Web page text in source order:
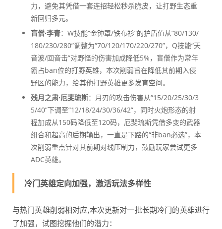
力，避免其凭借一套连招轻松秒杀脆皮，让打野生态重
新回归多元。
盲僧·李青：W技能“金钟罩/铁布衫”的护盾值从“80/130/
180/230/280”调整为“70/120/170/220/270”，Q技能“天
音波/回音击”对野怪的伤害加成降低5%，盲僧作为常年
霸占ban位的打野英雄，本次削弱旨在降低其前期入侵
野区的能力，给其他打野英雄更多发育空间。
残月之肃·厄斐琉斯：月刃的攻击伤害从“15/20/25/30/3
5/40”下调至“12/18/24/30/36/42”，同时火炮形态的射
程加成从150码降低至120码，厄斐琉斯凭借多变的武器
组合和超高的后期输出，一直是下路的“非ban必选”，本
次削弱重点针对其前期对线压制力，鼓励玩家尝试更多
ADC英雄。
冷门英雄定向加强，激活玩法多样性
与热门英雄削弱相对应,本次更新对一批长期冷门的英雄进行
了加强，试图挖掘他们的潜力：